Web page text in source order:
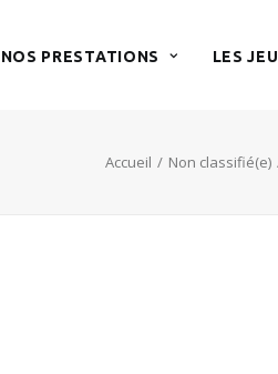
NOS PRESTATIONS LES
Accueil Non classifié(e)